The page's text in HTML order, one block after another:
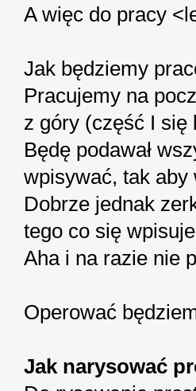
A więc do pracy
Jak będziemy
Pracujemy na
z góry (część I się
Będę podawał
wpisywać, tak aby
Dobrze jednak
tego co się
Aha i na razie nie
Operować
Jak narysować